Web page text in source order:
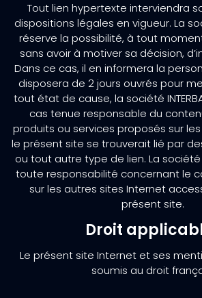
Tout lien hypertexte interviendra
dispositions légales en vigueur. La
réserve la possibilité, à tout
sans avoir à motiver sa décision,
Dans ce cas, il en informera la
disposera de 2 jours ouvrés pour
tout état de cause, la société
cas tenue responsable du
produits ou services proposés sur
le présent site se trouverait lié par
ou tout autre type de lien. La société
toute responsabilité concernant le
sur les autres sites Internet
présent site.
Droit
Le présent site Internet et ses
soumis au droit